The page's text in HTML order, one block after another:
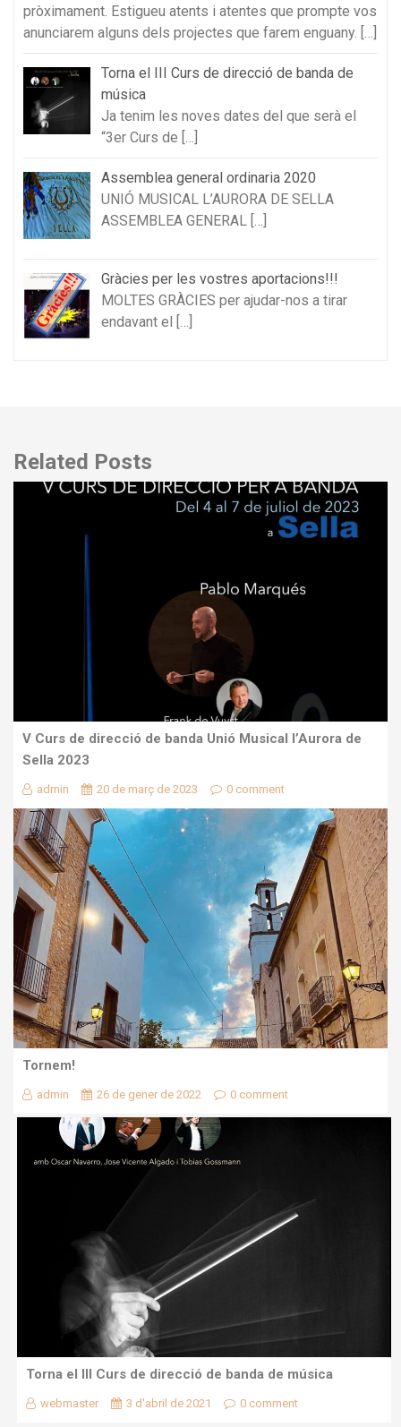
pròximament. Estigueu atents i atentes que prompte vos
anunciarem alguns dels projectes que farem enguany. […]
Torna el III Curs de direcció de banda de
música
Ja tenim les noves dates del que serà el
“3er Curs de […]
Assemblea general ordinaria 2020
UNIÓ MUSICAL L’AURORA DE SELLA
ASSEMBLEA GENERAL […]
Gràcies per les vostres aportacions!!!
MOLTES GRÀCIES per ajudar-nos a tirar
endavant el […]
Related Posts
V Curs de direcció de banda Unió Musical l’Aurora de
Sella 2023
admin 20 de març de 2023 0 comment
Tornem!
admin 26 de gener de 2022 0 comment
Torna el III Curs de direcció de banda de música
webmaster 3 d'abril de 2021 0 comment